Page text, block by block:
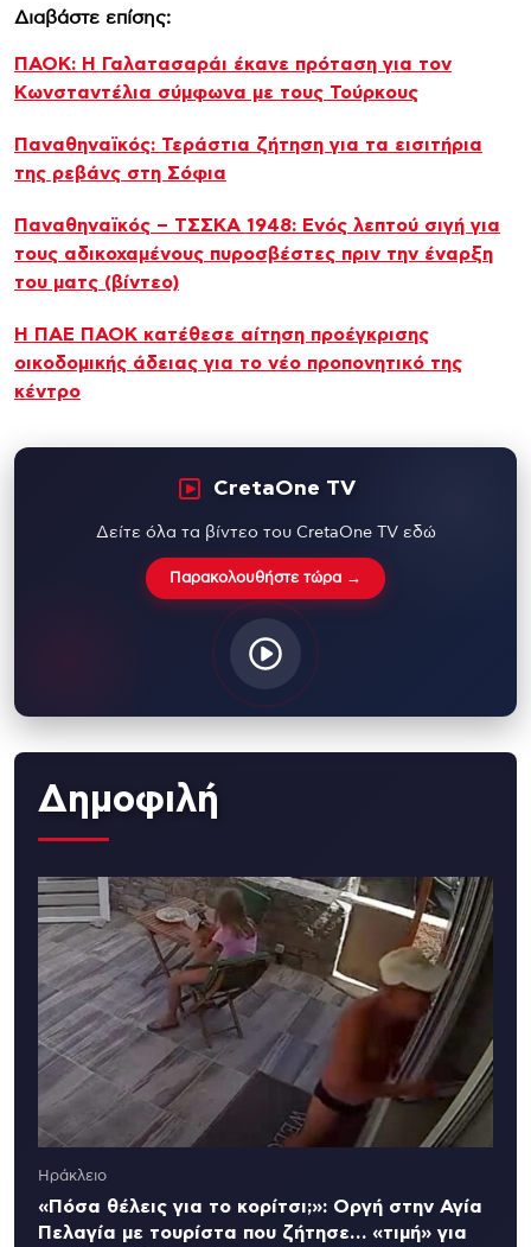
Διαβάστε επίσης:
ΠΑΟΚ: Η Γαλατασαράι έκανε πρόταση για τον
Κωνσταντέλια σύμφωνα με τους Τούρκους
Παναθηναϊκός: Τεράστια ζήτηση για τα εισιτήρια
της ρεβάνς στη Σόφια
Παναθηναϊκός – ΤΣΣΚΑ 1948: Ενός λεπτού σιγή για
τους αδικοχαμένους πυροσβέστες πριν την έναρξη
του ματς (βίντεο)
Η ΠΑΕ ΠΑΟΚ κατέθεσε αίτηση προέγκρισης
οικοδομικής άδειας για το νέο προπονητικό της
κέντρο
CretaOne TV
Δείτε όλα τα βίντεο του CretaOne TV εδώ
Παρακολουθήστε τώρα →
Δημοφιλή
Ηράκλειο
«Πόσα θέλεις για το κορίτσι;»: Οργή στην Αγία
Πελαγία με τουρίστα που ζήτησε… «τιμή» για